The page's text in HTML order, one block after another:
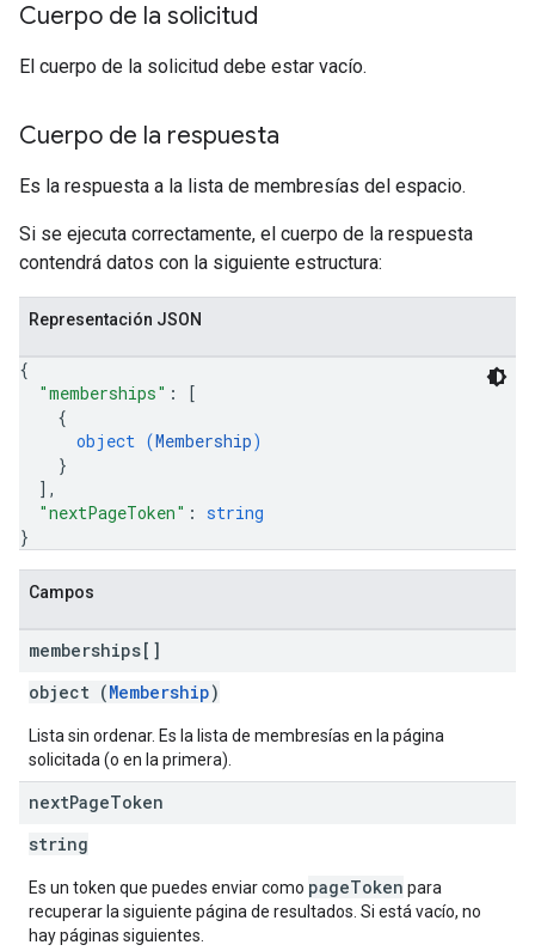
Cuerpo de la solicitud
El cuerpo de la solicitud debe estar vacío.
Cuerpo de la respuesta
Es la respuesta a la lista de membresías del espacio.
Si se ejecuta correctamente, el cuerpo de la respuesta
contendrá datos con la siguiente estructura:
Representación JSON
{
"memberships" :
[
{
object (Membership)
}
] ,
"nextPageToken" : string
}
Campos
memberships[]
object (Membership)
Lista sin ordenar. Es la lista de membresías en la página
solicitada (o en la primera).
nextPageToken
string
Es un token que puedes enviar como pageToken para
recuperar la siguiente página de resultados. Si está vacío, no
hay páginas siguientes.